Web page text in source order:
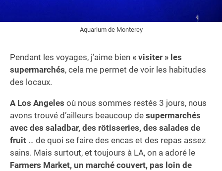
Aquarium de Monterey
Pendant les voyages, j’aime bien « visiter » les
supermarchés, cela me permet de voir les habitudes
des locaux.
A Los Angeles où nous sommes restés 3 jours, nous
avons trouvé d’ailleurs beaucoup de supermarchés
avec des saladbar, des rôtisseries, des salades de
fruit … de quoi se faire des encas et des repas assez
sains. Mais surtout, et toujours à LA, on a adoré le
Farmers Market, un marché couvert, pas loin de